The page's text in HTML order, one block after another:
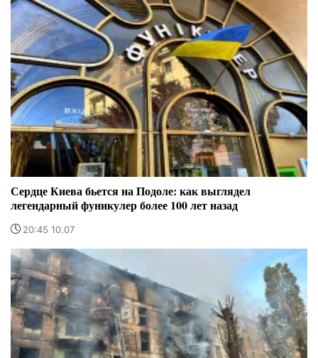
Сердце Киева бьется на Подоле: как выглядел
легендарный фуникулер более 100 лет назад
20:45 10.07